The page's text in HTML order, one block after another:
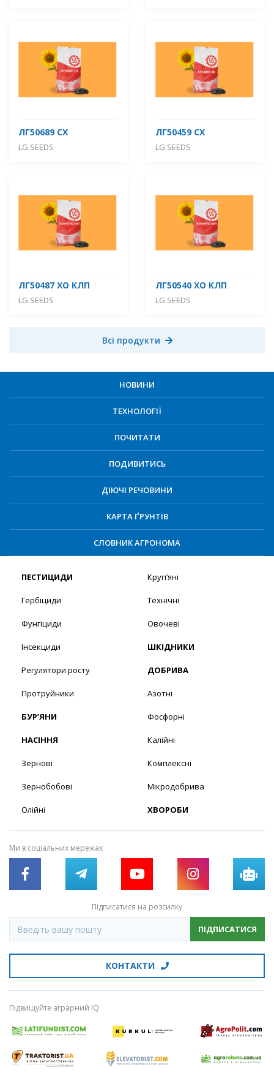
ЛГ50689 СХ
LG SEEDS
ЛГ50459 СХ
LG SEEDS
ЛГ50487 ХО КЛП
LG SEEDS
ЛГ50540 ХО КЛП
LG SEEDS
Всі продукти
НОВИНИ
ТЕХНОЛОГІЇ
ПОЧИТАТИ
ПОДИВИТИСЬ
ДІЮЧІ РЕЧОВИНИ
КАРТА ҐРУНТІВ
СЛОВНИК АГРОНОМА
ПЕСТИЦИДИ
Гербіциди
Фунгіциди
Інсекциди
Регулятори росту
Протруйники
БУР’ЯНИ
НАСІННЯ
Зернові
Зернобобові
Олійні
Круп’яні
Технічні
Овочеві
ШКІДНИКИ
ДОБРИВА
Азотні
Фосфорні
Калійні
Комплексні
Мікродобрива
ХВОРОБИ
Ми в соціальних мережах
Підписатися на розсилку
ПІДПИСАТИСЯ
КОНТАКТИ
Підвищуйте аграрний IQ